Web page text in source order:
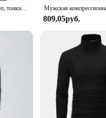
Мужской спортивный топ, тонкий поглощающий пот, быстросохнущий, с длинным рукавом, для тренировок, фитнеса
809,05руб.